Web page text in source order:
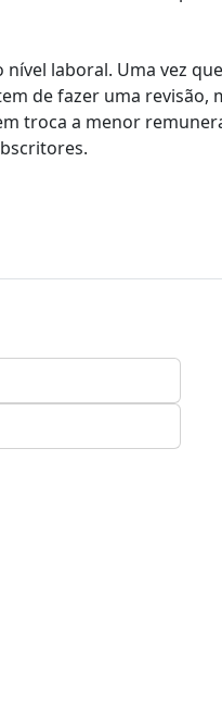
laboral. Uma vez
de fazer uma revisão,
troca a menor